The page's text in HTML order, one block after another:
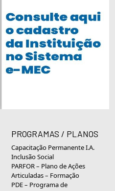
PROGRAMAS / PLANOS
Capacitação Permanente I.A.
Inclusão Social
PARFOR – Plano de Ações
Articuladas – Formação
PDE – Programa de